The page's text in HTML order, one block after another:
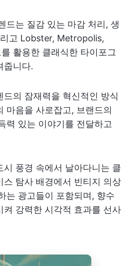
드는 질감 있는 마감 처리, 생
고 Lobster, Metropolis,
활용한 클래식한 타이포그
줍니다.
드의 잠재력을 혁신적인 방식
마음을 사로잡고, 브랜드의
력 있는 이야기를 전달하고
시 풍경 속에서 날아다니는 클
스 탐사 배경에서 빈티지 의상
는 광고들이 포함되며, 향수
켜 강력한 시각적 효과를 선사